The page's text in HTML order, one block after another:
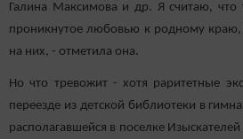
Галина Максимова и др. Я считаю, что
проникнутое любовью к родному краю,
на них, - отметила она.
Но что тревожит - хотя раритетные
переезде из детской библиотеки в
располагавшейся в поселке